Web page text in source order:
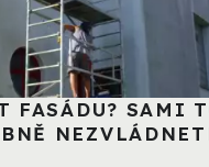
FASÁDU? SAMI